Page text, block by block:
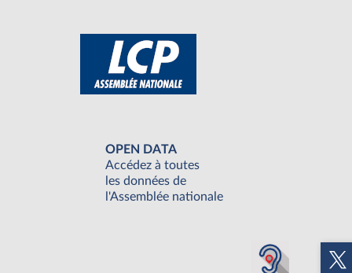
OPEN DATA
Accédez à toutes
les données de
l'Assemblée nationale